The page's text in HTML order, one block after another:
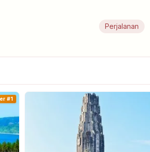
Perjalanan
#1